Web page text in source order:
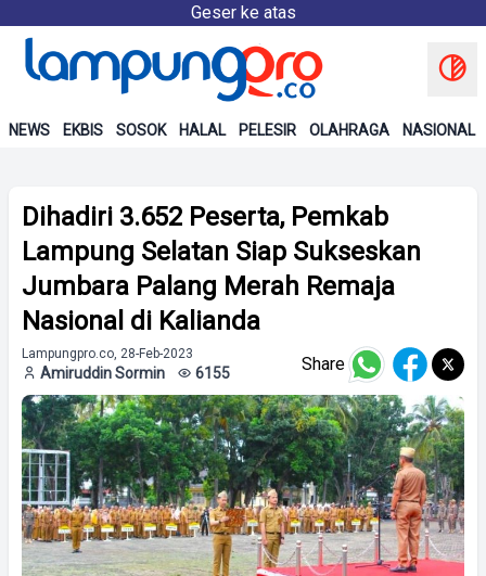
Geser ke atas
NEWS EKBIS SOSOK HALAL PELESIR OLAHRAGA NASIONAL
Dihadiri 3.652 Peserta, Pemkab
Lampung Selatan Siap Sukseskan
Jumbara Palang Merah Remaja
Nasional di Kalianda
Lampungpro.co, 28-Feb-2023
Amiruddin Sormin 6155 Share